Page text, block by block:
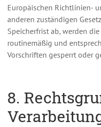
Europäischen Richtlinien-
anderen zuständigen
Speicherfrist ab, werden
routinemäßig und
Vorschriften gesperrt oder
8.